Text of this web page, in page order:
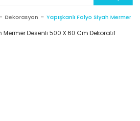
Dekorasyon Yapışkanlı Folyo Siyah Mermer